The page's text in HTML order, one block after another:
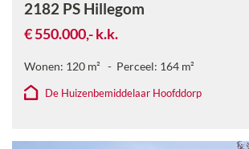
2182 PS Hillegom
€ 550.000,-k.k.
Wonen: 120 m² Perceel: 164m²
De Huizenbemiddelaar Hoofddorp